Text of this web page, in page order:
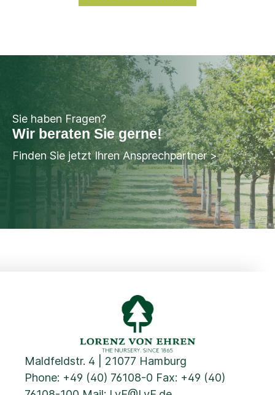
Sie haben Fragen?
Wir beraten Sie gerne!
Finden Sie jetzt Ihren Ansprechpartner >
Maldfeldstr. 4 | 21077 Hamburg
Phone: +49 (40) 76108-0 Fax: +49 (40)